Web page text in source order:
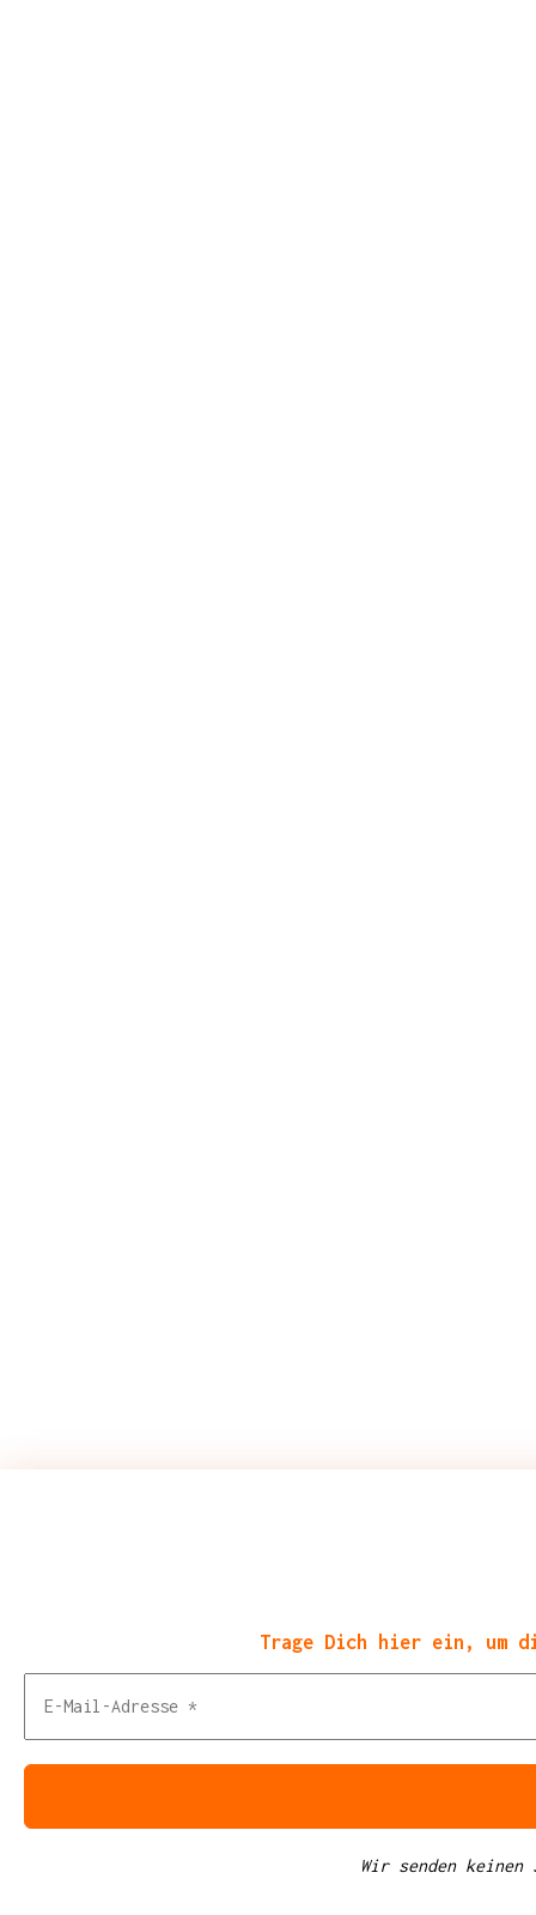
Trage Dich hier ein, um
Wir senden